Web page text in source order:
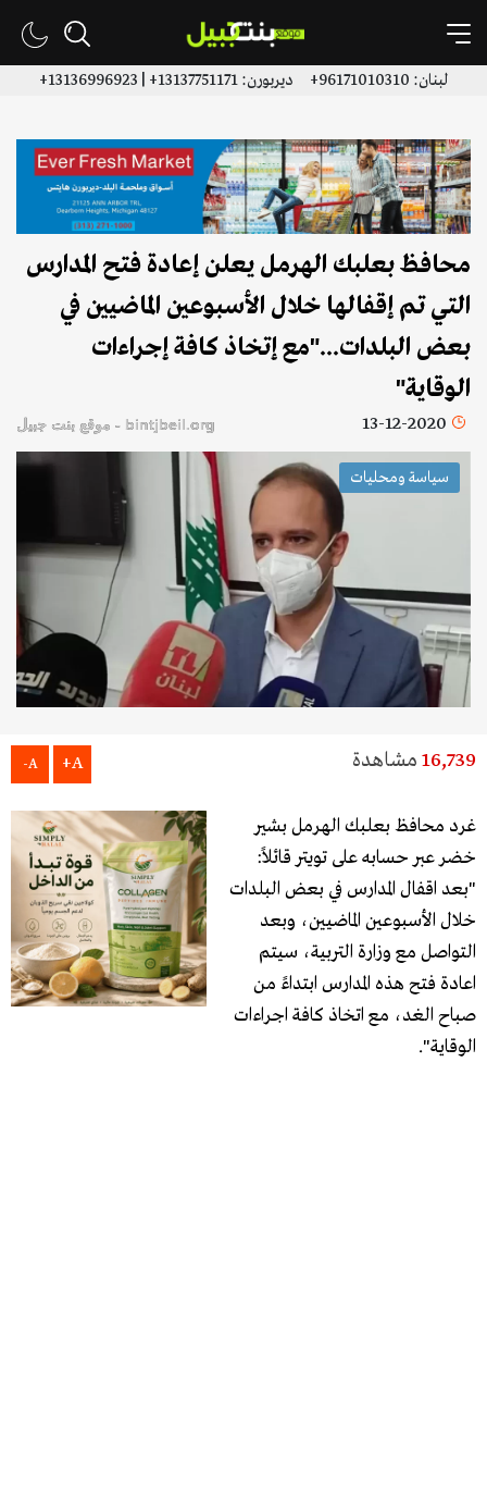
لبنان: 96171010310+ ديربورن: 13137751171+ | 13136996923+
محافظ بعلبك الهرمل يعلن إعادة فتح المدارس
التي تم إقفالها خلال الأسبوعين الماضيين في
بعض البلدات..."مع إتخاذ كافة إجراءات
الوقاية"
13-12-2020 bintjbeil.org - موقع بنت جبيل
سياسة ومحليات
16,739 مشاهدة A+
A-
غرد محافظ بعلبك الهرمل بشير
خضر عبر حسابه على تويتر قائلاً:
"بعد اقفال المدارس في بعض البلدات
خلال الأسبوعين الماضيين، وبعد
التواصل مع وزارة التربية، سيتم
اعادة فتح هذه المدارس ابتداءً من
صباح الغد، مع اتخاذ كافة اجراءات
الوقاية".